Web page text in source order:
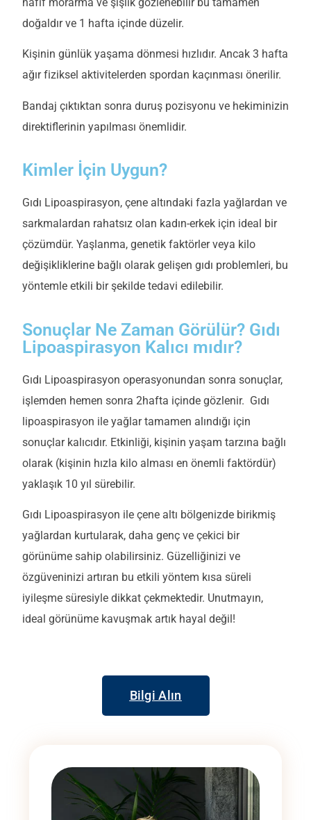
doğaldır ve 1 hafta içinde düzelir.
Kişinin günlük yaşama dönmesi hızlıdır. Ancak 3 hafta
ağır fiziksel aktivitelerden spordan kaçınması önerilir.
Bandaj çıktıktan sonra duruş pozisyonu ve hekiminizin
direktiflerinin yapılması önemlidir.
Kimler İçin Uygun?
Gıdı Lipoaspirasyon, çene altındaki fazla yağlardan ve
sarkmalardan rahatsız olan kadın-erkek için ideal bir
çözümdür. Yaşlanma, genetik faktörler veya kilo
değişikliklerine bağlı olarak gelişen gıdı problemleri, bu
yöntemle etkili bir şekilde tedavi edilebilir.
Sonuçlar Ne Zaman Görülür? Gıdı
Lipoaspirasyon Kalıcı mıdır?
Gıdı Lipoaspirasyon operasyonundan sonra sonuçlar,
işlemden hemen sonra 2hafta içinde gözlenir. Gıdı
lipoaspirasyon ile yağlar tamamen alındığı için
sonuçlar kalıcıdır. Etkinliği, kişinin yaşam tarzına bağlı
olarak (kişinin hızla kilo alması en önemli faktördür)
yaklaşık 10 yıl sürebilir.
Gıdı Lipoaspirasyon ile çene altı bölgenizde birikmiş
yağlardan kurtularak, daha genç ve çekici bir
görünüme sahip olabilirsiniz. Güzelliğinizi ve
özgüveninizi artıran bu etkili yöntem kısa süreli
iyileşme süresiyle dikkat çekmektedir. Unutmayın,
ideal görünüme kavuşmak artık hayal değil!
Bilgi Alın